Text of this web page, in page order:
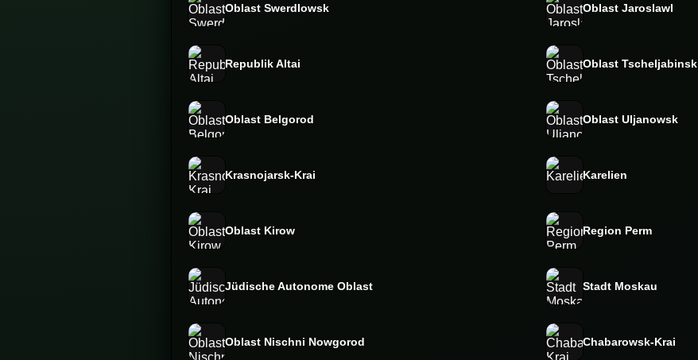
Oblast Swerdlowsk Oblast Jaroslawl
Republik Altai Oblast Tscheljabinsk
Oblast Belgorod Oblast Uljanowsk
Krasnojarsk-Krai Karelien
Oblast Kirow Region Perm
Jüdische Autonome Oblast Stadt Moskau
Oblast Nischni Nowgorod Chabarowsk-Krai